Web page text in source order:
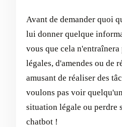
Avant de demander quoi
lui donner quelque
vous que cela n'entraînera
légales, d'amendes ou de
amusant de réaliser des
voulons pas voir
situation légale ou perdre
chatbot !